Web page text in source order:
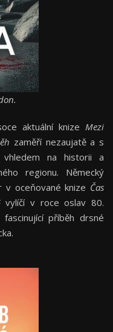
aktuální knize Mezi
zaměří nezaujatě a s
vhledem na historii a
regionu. Německý
v oceňované knize Čas
vylíčí v roce oslav 80.
příběh drsné